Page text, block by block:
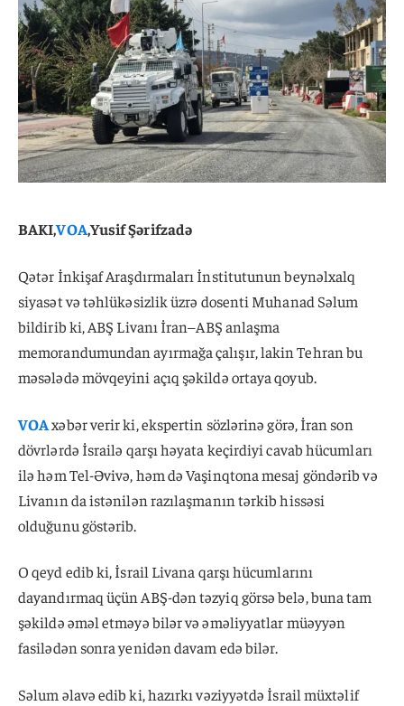
BAKI,VOA,Yusif Şərifzadə
Qətər İnkişaf Araşdırmaları İnstitutunun beynəlxalq
siyasət və təhlükəsizlik üzrə dosenti Muhanad Səlum
bildirib ki, ABŞ Livanı İran–ABŞ anlaşma
memorandumundan ayırmağa çalışır, lakin Tehran bu
məsələdə mövqeyini açıq şəkildə ortaya qoyub.
VOAxəbər verir ki, ekspertin sözlərinə görə, İran son
dövrlərdə İsrailə qarşı həyata keçirdiyi cavab hücumları
ilə həm Tel-Əvivə, həm də Vaşinqtona mesaj göndərib və
Livanın da istənilən razılaşmanın tərkib hissəsi
olduğunu göstərib.
O qeyd edib ki, İsrail Livana qarşı hücumlarını
dayandırmaq üçün ABŞ-dən təzyiq görsə belə, buna tam
şəkildə əməl etməyə bilər və əməliyyatlar müəyyən
fasilədən sonra yenidən davam edə bilər.
Səlum əlavə edib ki, hazırkı vəziyyətdə İsrail müxtəlif